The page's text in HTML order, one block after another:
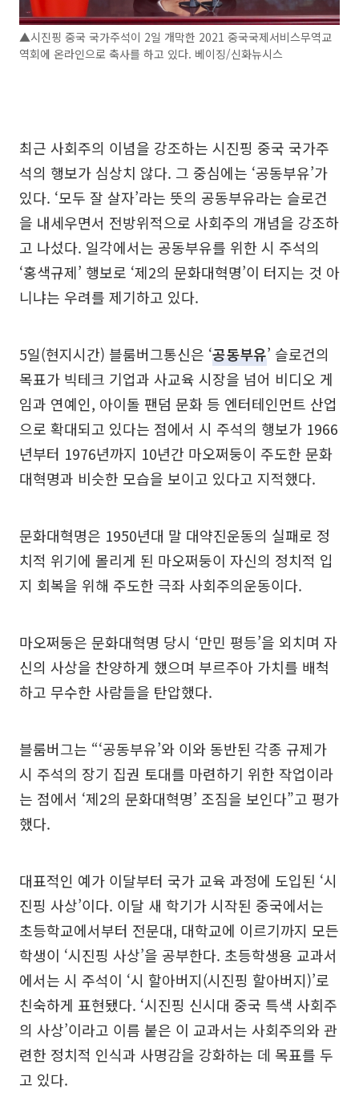
▲시진핑 중국 국가주석이 2일 개막한 2021 중국국제서비스무역교
역회에 온라인으로 축사를 하고 있다. 베이징/신화뉴시스
최근 사회주의 이념을 강조하는 시진핑 중국 국가주
석의 행보가 심상치 않다. 그 중심에는 ‘공동부유’가
있다. ‘모두 잘 살자’라는 뜻의 공동부유라는 슬로건
을 내세우면서 전방위적으로 사회주의 개념을 강조하
고 나섰다. 일각에서는 공동부유를 위한 시 주석의
‘홍색규제’ 행보로 ‘제2의 문화대혁명’이 터지는 것 아
니냐는 우려를 제기하고 있다.
5일(현지시간) 블룸버그통신은 ‘공동부유’ 슬로건의
목표가 빅테크 기업과 사교육 시장을 넘어 비디오 게
임과 연예인, 아이돌 팬덤 문화 등 엔터테인먼트 산업
으로 확대되고 있다는 점에서 시 주석의 행보가 1966
년부터 1976년까지 10년간 마오쩌둥이 주도한 문화
대혁명과 비슷한 모습을 보이고 있다고 지적했다.
문화대혁명은 1950년대 말 대약진운동의 실패로 정
치적 위기에 몰리게 된 마오쩌둥이 자신의 정치적 입
지 회복을 위해 주도한 극좌 사회주의운동이다.
마오쩌둥은 문화대혁명 당시 ‘만민 평등’을 외치며 자
신의 사상을 찬양하게 했으며 부르주아 가치를 배척
하고 무수한 사람들을 탄압했다.
블룸버그는 “‘공동부유’와 이와 동반된 각종 규제가
시 주석의 장기 집권 토대를 마련하기 위한 작업이라
는 점에서 ‘제2의 문화대혁명’ 조짐을 보인다”고 평가
했다.
대표적인 예가 이달부터 국가 교육 과정에 도입된 ‘시
진핑 사상’이다. 이달 새 학기가 시작된 중국에서는
초등학교에서부터 전문대, 대학교에 이르기까지 모든
학생이 ‘시진핑 사상’을 공부한다. 초등학생용 교과서
에서는 시 주석이 ‘시 할아버지(시진핑 할아버지)’로
친숙하게 표현됐다. ‘시진핑 신시대 중국 특색 사회주
의 사상’이라고 이름 붙은 이 교과서는 사회주의와 관
련한 정치적 인식과 사명감을 강화하는 데 목표를 두
고 있다.